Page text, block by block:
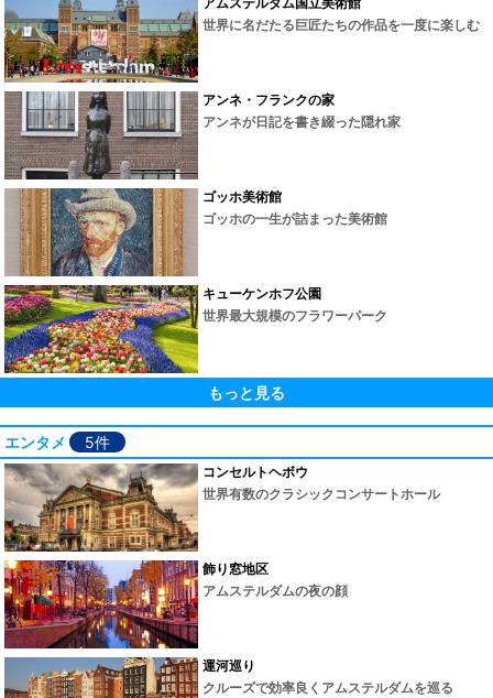
世界に名だたる巨匠たちの作品を一度に楽しむ
アンネ・フランクの家
アンネが日記を書き綴った隠れ家
ゴッホ美術館
ゴッホの一生が詰まった美術館
キューケンホフ公園
世界最大規模のフラワーパーク
もっと見る
エンタメ 5件
コンセルトヘボウ
世界有数のクラシックコンサートホール
飾り窓地区
アムステルダムの夜の顔
運河巡り
クルーズで効率良くアムステルダムを巡る